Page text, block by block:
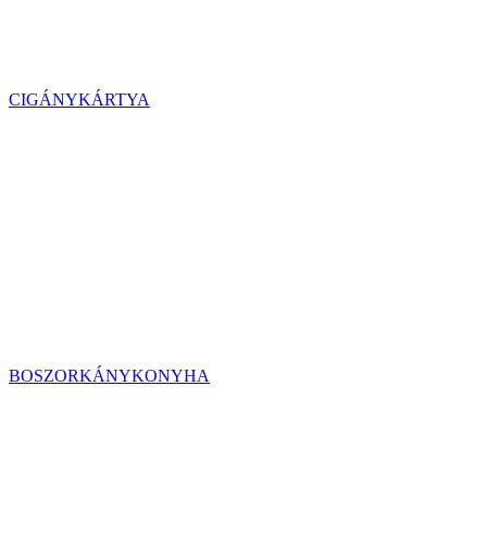
CIGÁNYKÁRTYA
BOSZORKÁNYKONYHA